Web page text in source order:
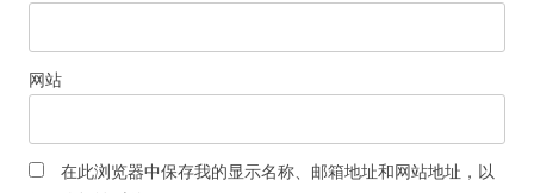
网站
在此浏览器中保存我的显示名称、邮箱地址和网站地址，以